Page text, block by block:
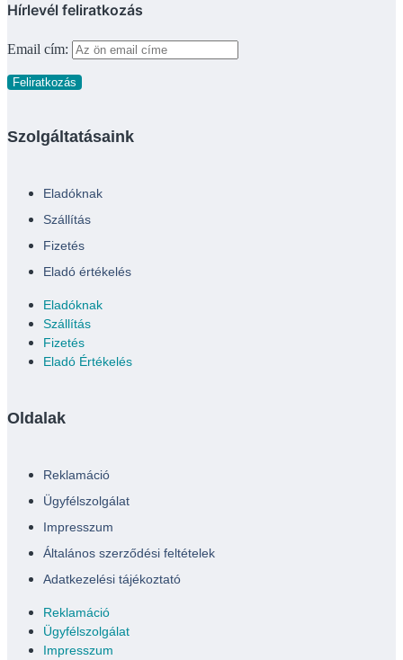
Hírlevél feliratkozás
Email cím:
Szolgáltatásaink
Eladóknak
Szállítás
Fizetés
Eladó értékelés
Eladóknak
Szállítás
Fizetés
Eladó Értékelés
Oldalak
Reklamáció
Ügyfélszolgálat
Impresszum
Általános szerződési feltételek
Adatkezelési tájékoztató
Reklamáció
Ügyfélszolgálat
Impresszum